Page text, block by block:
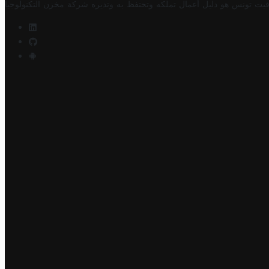
تونس هو دليل أعمال تملكه وتحتفظ به وتديره شركة مخزن التكنولوجيا